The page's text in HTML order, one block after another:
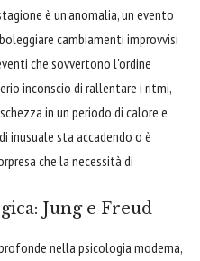
è un'anomalia, un evento
cambiamenti improvvisi
che sovvertono l'ordine
inconscio di rallentare i ritmi,
in un periodo di calore e
inusuale sta accadendo o è
che la necessità di
Jung e Freud
nella psicologia moderna,